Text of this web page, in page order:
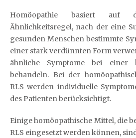
Homöopathie basiert auf
Ähnlichkeitsregel, nach der eine
gesunden Menschen bestimmte
einer stark verdünnten Form
ähnliche Symptome bei einer
behandeln. Bei der
RLS werden individuelle
des Patienten berücksichtigt.
Einige homöopathische Mittel, die
RLS eingesetzt werden können,